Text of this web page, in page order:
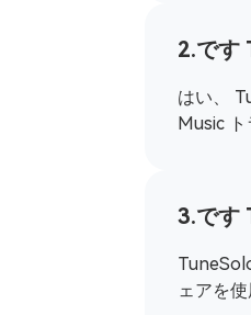
2.です
はい、
Music ト
3.です
ェアを